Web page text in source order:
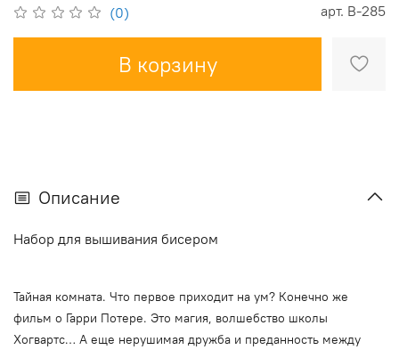
(0) арт. В-285
В корзину
Описание
Набор для вышивания бисером
Тайная комната. Что первое приходит на ум? Конечно же
фильм о Гарри Потере. Это магия, волшебство школы
Хогвартс… А еще нерушимая дружба и преданность между